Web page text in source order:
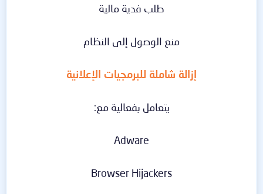
طلب فدية مالية
منع الوصول إلى النظام
إزالة شاملة للبرمجيات الإعلانية
يتعامل بفعالية مع:
Adware
Browser Hijackers